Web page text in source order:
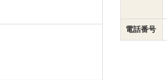
電話番号